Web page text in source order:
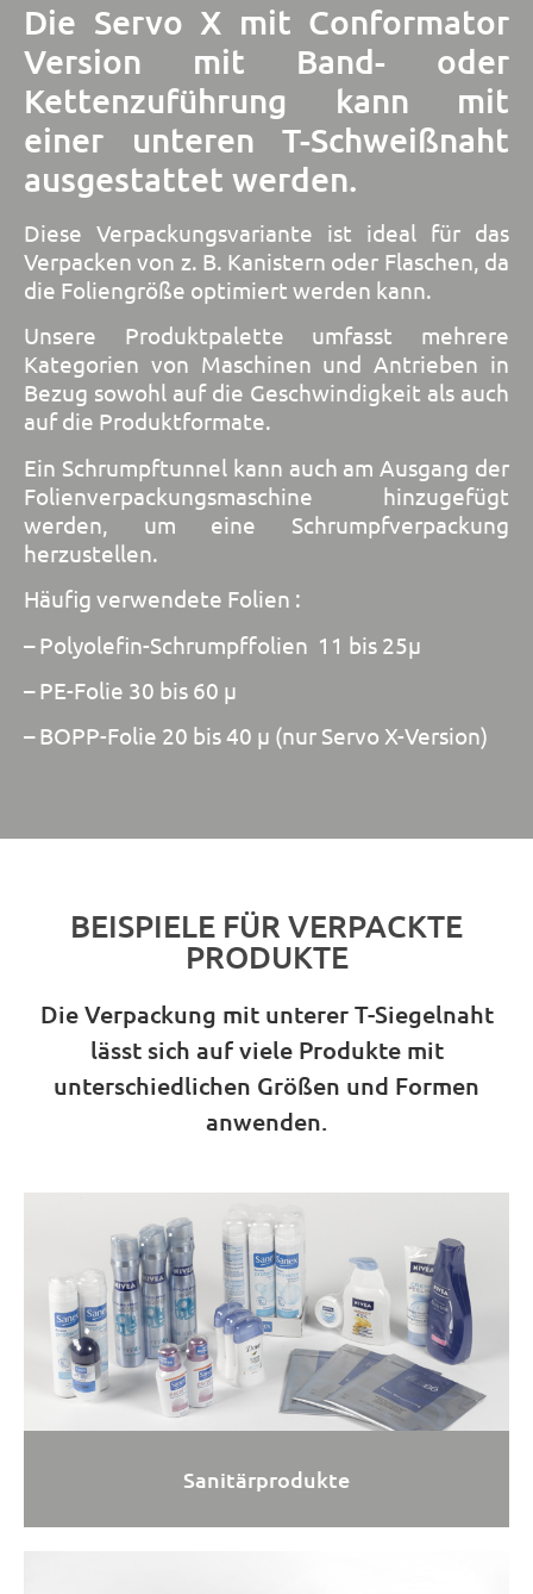
Die Servo X mit Conformator
Version mit Band- oder
Kettenzuführung kann mit
einer unteren T-Schweißnaht
ausgestattet werden.
Diese Verpackungsvariante ist ideal für das
Verpacken von z. B. Kanistern oder Flaschen, da
die Foliengröße optimiert werden kann.
Unsere Produktpalette umfasst mehrere
Kategorien von Maschinen und Antrieben in
Bezug sowohl auf die Geschwindigkeit als auch
auf die Produktformate.
Ein Schrumpftunnel kann auch am Ausgang der
Folienverpackungsmaschine hinzugefügt
werden, um eine Schrumpfverpackung
herzustellen.
Häufig verwendete Folien :
– Polyolefin-Schrumpffolien 11 bis 25µ
– PE-Folie 30 bis 60 µ
– BOPP-Folie 20 bis 40 µ (nur Servo X-Version)
BEISPIELE FÜR VERPACKTE
PRODUKTE
Die Verpackung mit unterer T-Siegelnaht
lässt sich auf viele Produkte mit
unterschiedlichen Größen und Formen
anwenden.
Sanitärprodukte